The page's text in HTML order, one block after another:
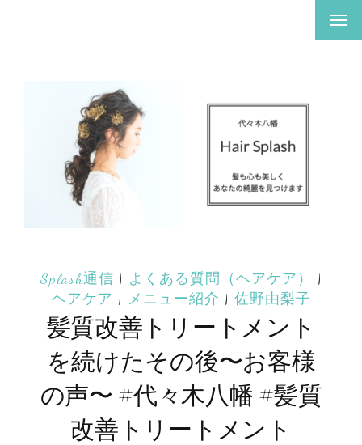
ナ
ゲ
Splash通信 | よくある質問（ヘアケア）
|
ヘアケア | メニュー紹介 | 佐野由梨子
髪質改善トリートメント
を続けたその後〜お客様
の声〜 #代々木八幡 #髪質
改善トリートメント